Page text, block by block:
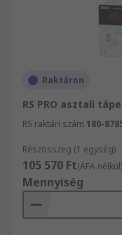
Raktáron
RS PRO asztali
RS raktári szám 180-
Részösszeg (1 egység)
105 570 Ft(ÁFA nélkül)
Mennyiség